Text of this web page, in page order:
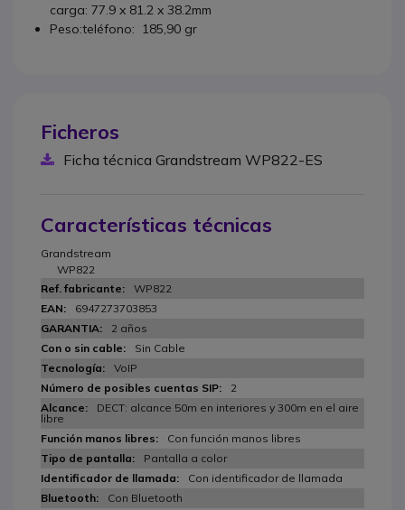
carga: 77.9 x 81.2 x 38.2mm
Peso:teléfono: 185,90 gr
Ficheros
Ficha técnica Grandstream WP822-ES
Características técnicas
Grandstream
WP822
WP822
6947273703853
2 años
Sin Cable
VoIP
2
DECT: alcance 50m en interiores y 300m en el aire
libre
Con función manos libres
Pantalla a color
Con identificador de llamada
Con Bluetooth